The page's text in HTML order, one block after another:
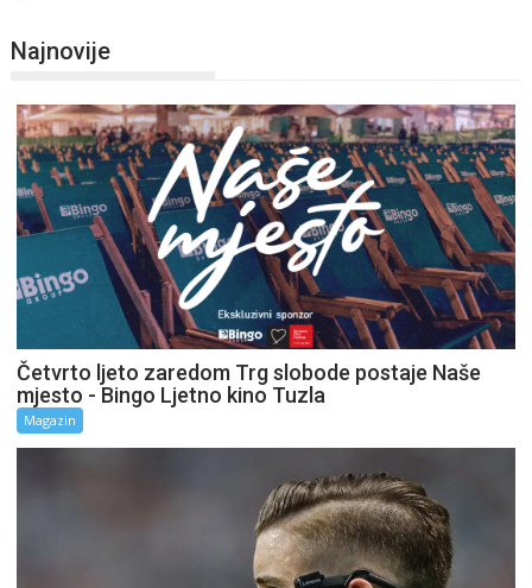
Najnovije
Četvrto ljeto zaredom Trg slobode postaje Naše
mjesto - Bingo Ljetno kino Tuzla
Magazin